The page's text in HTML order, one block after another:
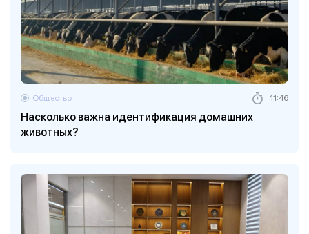
Насколько важна идентификация домашних
животных?
Общество 11:46